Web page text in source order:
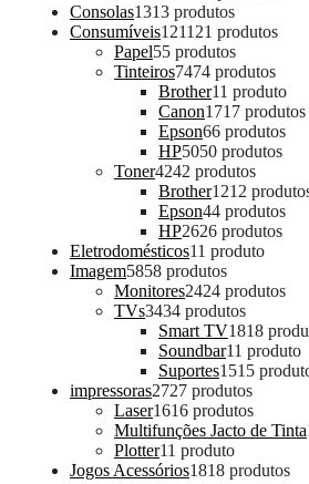
Consolas1313 produtos
Consumíveis121121 produtos
Papel55 produtos
Tinteiros7474 produtos
Brother11 produto
Canon1717 produtos
Epson66 produtos
HP5050 produtos
Toner4242 produtos
Brother1212
Epson44 produtos
HP2626 produtos
Eletrodomésticos11 produto
Imagem5858 produtos
Monitores2424 produtos
TVs3434 produtos
Smart TV1818
Soundbar11 produto
Suportes1515
impressoras2727 produtos
Laser1616 produtos
Multifunções Jacto de Tinta
Plotter11 produto
Jogos Acessórios1818 produtos